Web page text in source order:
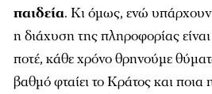
παιδεία. Κι όμως, ενώ
η διάχυση της πληροφορίας
ποτέ, κάθε χρόνο θρηνούμε
βαθμό φταίει το Κράτος και